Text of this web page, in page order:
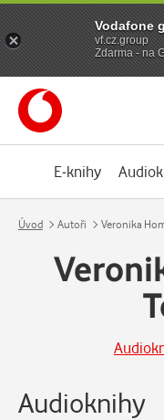
E-knihy
Úvod Autoři Veronika
Audioknihy
Vodafone
vf.cz.group
Zdarma - na